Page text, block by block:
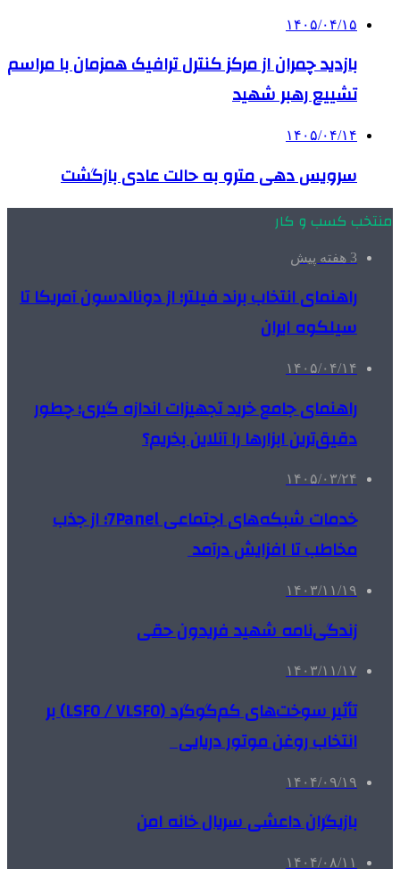
۱۴۰۵/۰۴/۱۵
بازدید چمران از مرکز کنترل ترافیک همزمان با مراسم
تشییع رهبر شهید
۱۴۰۵/۰۴/۱۴
سرویس دهی مترو به حالت عادی بازگشت
منتخب کسب و کار
3 هفته پیش
راهنمای انتخاب برند فیلتر؛ از دونالدسون آمریکا تا
سیلکوه ایران
۱۴۰۵/۰۴/۱۴
راهنمای جامع خرید تجهیزات اندازه گیری؛ چطور
دقیق‌ترین ابزارها را آنلاین بخریم؟
۱۴۰۵/۰۳/۲۴
خدمات شبکه‌های اجتماعی 7Panel؛ از جذب
مخاطب تا افزایش درآمد
۱۴۰۳/۱۱/۱۹
زندگی‌نامه شهید فریدون حقی
۱۴۰۳/۱۱/۱۷
تأثیر سوخت‌های کم‌گوگرد (LSFO / VLSFO) بر
انتخاب روغن موتور دریایی
۱۴۰۴/۰۹/۱۹
بازیگران داعشی سریال خانه امن
۱۴۰۴/۰۸/۱۱